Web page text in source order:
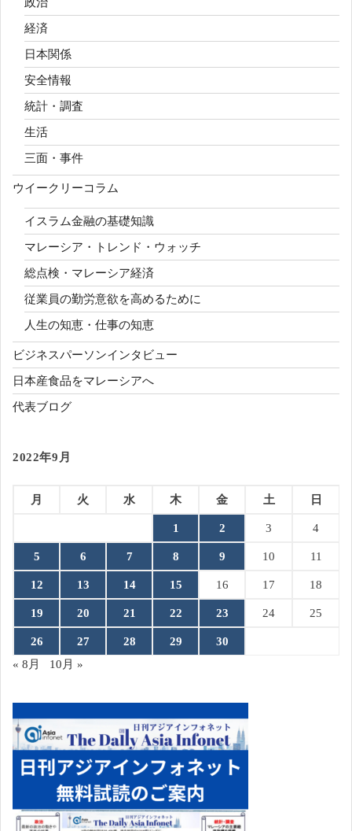
経済
日本関係
安全情報
統計・調査
生活
三面・事件
ウイークリーコラム
イスラム金融の基礎知識
マレーシア・トレンド・ウォッチ
総点検・マレーシア経済
従業員の勤労意欲を高めるために
人生の知恵・仕事の知恵
ビジネスパーソンインタビュー
日本産食品をマレーシアへ
代表ブログ
2022年9月
月 火 水 木 金 土 日
1 2 3 4
5 6 7 8 9 10 11
12 13 14 15 16 17 18
19 20 21 22 23 24 25
26 27 28 29
30
« 8月
10月 »